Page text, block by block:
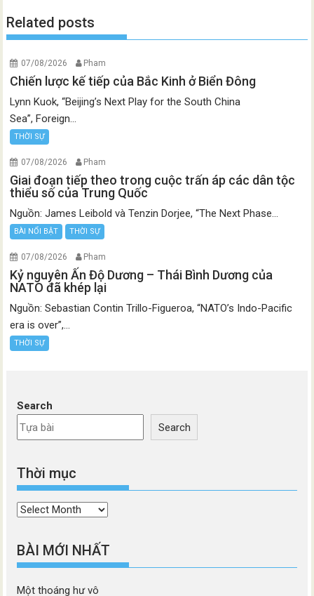
Related posts
07/08/2026 Pham
Chiến lược kế tiếp của Bắc Kinh ở Biển Đông
Lynn Kuok, “Beijing’s Next Play for the South China
Sea”, Foreign...
THỜI SỰ
07/08/2026 Pham
Giai đoạn tiếp theo trong cuộc trấn áp các dân tộc
thiểu số của Trung Quốc
Nguồn: James Leibold và Tenzin Dorjee, “The Next Phase...
BÀI NỔI BẬT THỜI SỰ
07/08/2026 Pham
Kỷ nguyên Ấn Độ Dương – Thái Bình Dương của
NATO đã khép lại
Nguồn: Sebastian Contin Trillo-Figueroa, “NATO’s Indo-Pacific
era is over”,...
THỜI SỰ
Search
Search
Thời mục
Thời
BÀI MỚI NHẤT
Một thoáng hư vô